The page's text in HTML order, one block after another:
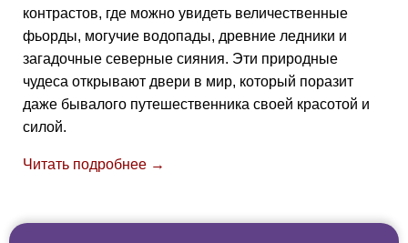
контрастов, где можно увидеть величественные
фьорды, могучие водопады, древние ледники и
загадочные северные сияния. Эти природные
чудеса открывают двери в мир, который поразит
даже бывалого путешественника своей красотой и
силой.
Читать подробнее →